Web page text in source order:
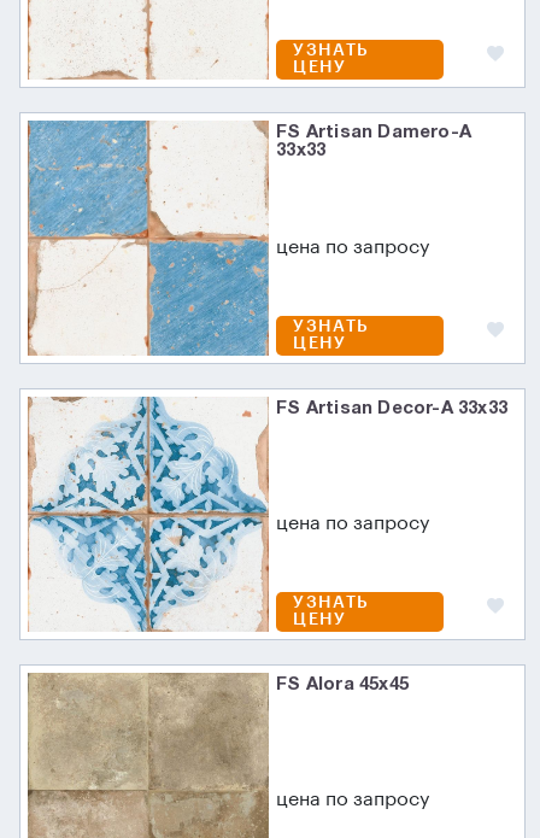
УЗНАТЬ
ЦЕНУ
FS Artisan Damero-A
33х33
цена по запросу
УЗНАТЬ
ЦЕНУ
FS Artisan Decor-A 33х33
цена по запросу
УЗНАТЬ
ЦЕНУ
FS Alora 45x45
цена по запросу